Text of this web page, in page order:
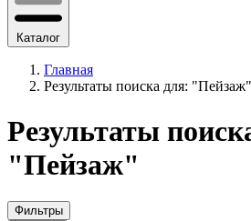
Каталог
Главная
Результаты поиска для: "Пейзаж"
Результаты
"Пейзаж"
Фильтры